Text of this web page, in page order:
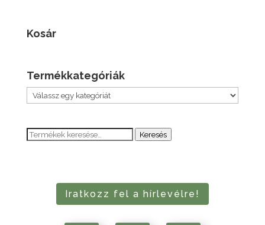
Kosár
Termékkategóriák
Keresés
a
Keresés
Iratkozz fel a hírlevélre!